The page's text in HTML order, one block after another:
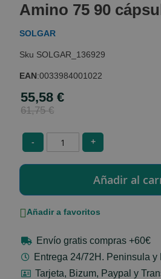
the
of
images
Amino 75 90
SOLGAR
SOLGAR_136929
EAN:0033984001022
Special
Price
55,58 €
61,75 €
- +
Añadir a favoritos
Envío gratis compras +60€
Entrega 24/72H. Peninsula y
Tarjeta, Bizum, Paypal y